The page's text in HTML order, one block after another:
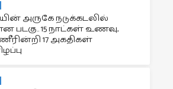
அருகே நடுக்கடலில்
படகு.. 15 நாட்கள் உணவு,
17 அகதிகள்